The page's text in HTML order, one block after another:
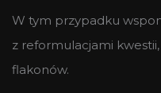
W tym przypadku
z reformulacjami
flakonów.